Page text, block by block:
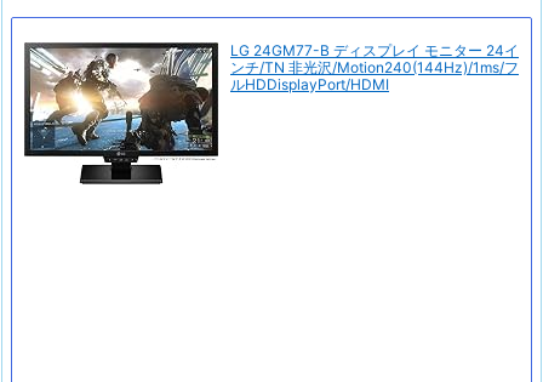
LG 24GM77-B ディスプレイ モニター 24イ
ンチ/TN 非光沢/Motion240(144Hz)/1ms/フ
ルHDDisplayPort/HDMI